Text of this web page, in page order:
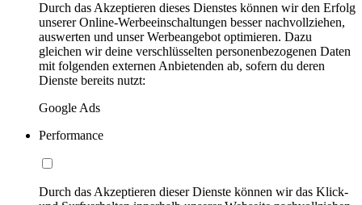
Durch das Akzeptieren dieses Dienstes können wir den Erfolg
unserer Online-Werbeeinschaltungen besser nachvollziehen,
auswerten und unser Werbeangebot optimieren. Dazu
gleichen wir deine verschlüsselten personenbezogenen Daten
mit folgenden externen Anbietenden ab, sofern du deren
Dienste bereits nutzt:
Google Ads
Performance
Durch das Akzeptieren dieser Dienste können wir das Klick-